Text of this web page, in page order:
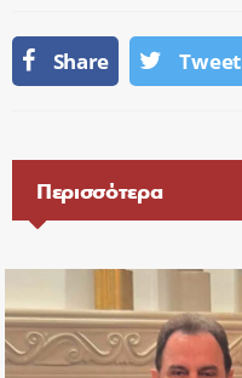
Share Tweet
Περισσότερα